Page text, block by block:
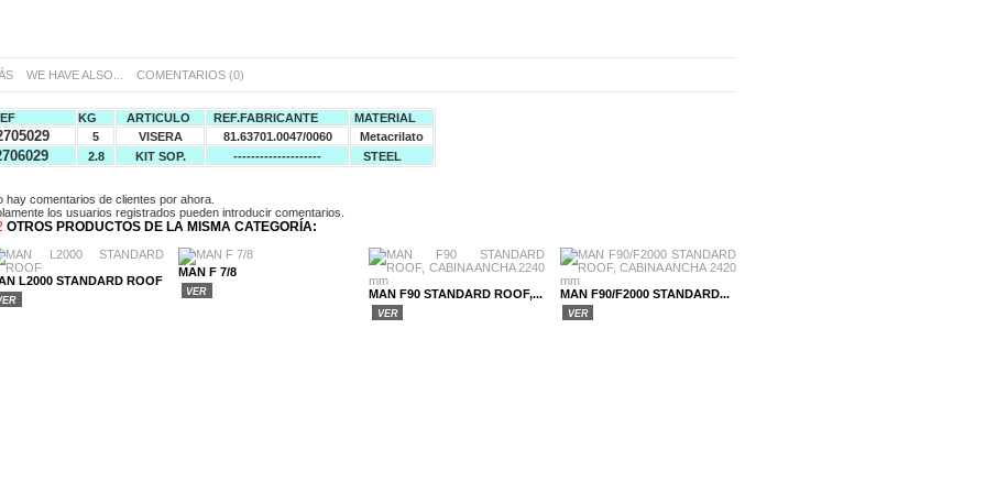
WE HAVE ALSO... COMENTARIOS (0)
KG ARTICULO REF.FABRICANTE MATERIAL
5 VISERA 81.63701.0047/0060 Metacrilato
2.8 KIT SOP. -------------------- STEEL
hay comentarios de clientes por ahora.
los usuarios registrados pueden introducir comentarios.
OTROS PRODUCTOS DE LA MISMA CATEGORÍA:
L2000 STANDARD ROOF
MAN F 7/8
VER MAN F90 STANDARD ROOF,...
VER
MAN F90/F2000 STANDARD...
VER